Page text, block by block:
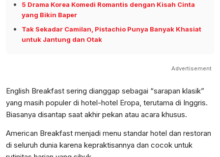
5 Drama Korea Komedi Romantis dengan Kisah Cinta
yang Bikin Baper
Tak Sekadar Camilan, Pistachio Punya Banyak Khasiat
untuk Jantung dan Otak
Advertisement
English Breakfast sering dianggap sebagai “sarapan klasik”
yang masih populer di hotel-hotel Eropa, terutama di Inggris.
Biasanya disantap saat akhir pekan atau acara khusus.
American Breakfast menjadi menu standar hotel dan restoran
di seluruh dunia karena kepraktisannya dan cocok untuk